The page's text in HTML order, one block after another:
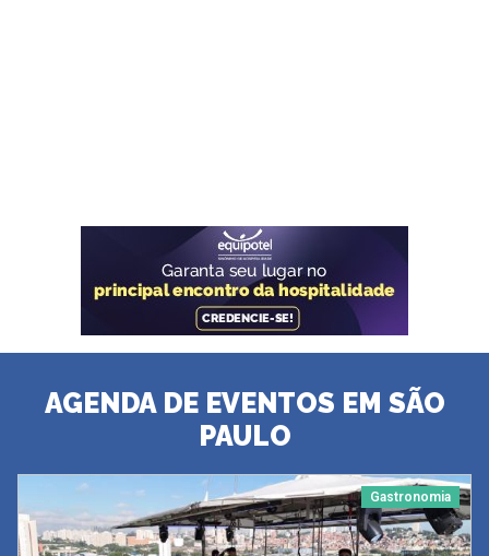
AGENDA DE EVENTOS EM SÃO
PAULO
Gastronomia